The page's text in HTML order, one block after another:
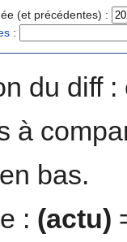
(et précédentes) :
:
du diff
à
bas.
: (actu)